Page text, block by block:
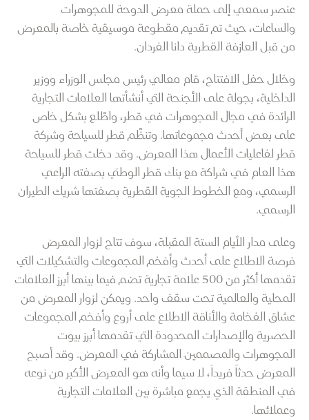
عنصر سمعي إلى حملة معرض الدوحة للمجوهرات
والساعات، حيث تم تقديم مقطوعة موسيقية خاصة بالمعرض
من قبل العازفة القطرية دانا الفردان.
وخلال حفل الافتتاح، قام معالي رئيس مجلس الوزراء ووزير
الداخلية، بجولة على الأجنحة التي أنشأتها العلامات التجارية
الرائدة في مجال المجوهرات في قطر، واطّلع بشكل خاص
على بعض أحدث مجموعاتها. وتنظّم قطر للسياحة وشركة
قطر لفاعليات الأعمال هذا المعرض. وقد دخلت قطر للسياحة
هذا العام في شراكة مع بنك قطر الوطني بصفته الراعي
الرسمي، ومع الخطوط الجوية القطرية بصفتها شريك الطيران
الرسمي.
وعلى مدار الأيام الستة المقبلة، سوف تتاح لزوار المعرض
فرصة الاطلاع على أحدث وأفخم المجموعات والتشكيلات التي
تقدمها أكثر من 500 علامة تجارية تضم فيما بينها أبرز العلامات
المحلية والعالمية تحت سقف واحد. ويمكن لزوار المعرض من
عشاق الفخامة والأناقة الاطلاع على أروع وأفخم المجموعات
الحصرية والإصدارات المحدودة التي تقدمها أبرز بيوت
المجوهرات والمصممين المشاركة في المعرض. وقد أصبح
المعرض حدثاً فريداً، لا سيما وأنه هو المعرض الأكبر من نوعه
في المنطقة الذي يجمع مباشرة بين العلامات التجارية
وعملائها.